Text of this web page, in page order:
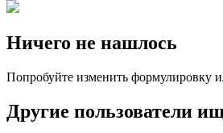
Ничего не нашлось
Попробуйте изменить формулировку
Другие пользователи